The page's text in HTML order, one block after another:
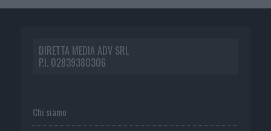
DIRETTA MEDIA ADV SRL
P.I. 02839380306
Chi siamo